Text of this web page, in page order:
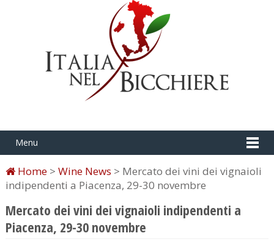
Menu
Home> Wine News > Mercato dei vini dei vignaioli
indipendenti a Piacenza, 29-30 novembre
Mercato dei vini dei vignaioli indipendenti a
Piacenza, 29-30 novembre